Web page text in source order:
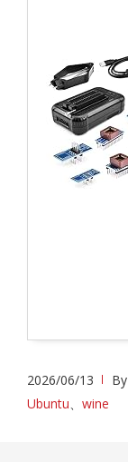
2026/06/13 By
Ubuntu、 wine